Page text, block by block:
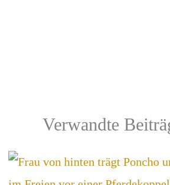
Verwandte